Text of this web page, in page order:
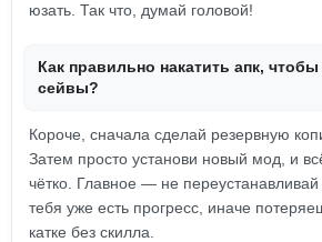
юзать. Так что, думай головой!
Как правильно накатить апк,
сейвы?
Короче, сначала сделай резервную
Затем просто установи новый мод, и
чётко. Главное — не
тебя уже есть прогресс, иначе
катке без скилла.